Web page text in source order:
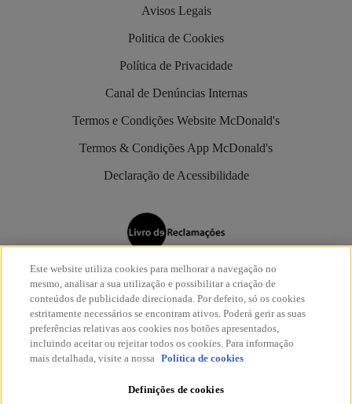
Avisos Legais
Politica de Cookies
Política de Privacidade
Canal de Denúncias Internas
Termos e Condições Website McDonald's
Termos & Condições App McDonald's
Declaração de Acessibilidade
Os restaurantes McDonald’s são aderentes doLivro de
Reclamações Eletrónico.
© McDonald's 2026
Este website utiliza cookies para melhorar a navegação no
mesmo, analisar a sua utilização e possibilitar a criação de
conteúdos de publicidade direcionada. Por defeito, só os cookies
estritamente necessários se encontram ativos. Poderá gerir as suas
preferências relativas aos cookies nos botões apresentados,
incluindo aceitar ou rejeitar todos os cookies. Para informação
mais detalhada, visite a nossa Política de cookies
Definições de cookies